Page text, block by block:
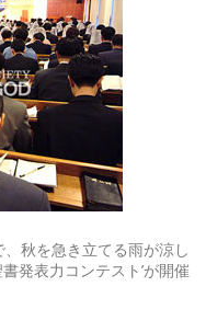
秋を急き立てる雨が涼し
発表力コンテスト’が開催